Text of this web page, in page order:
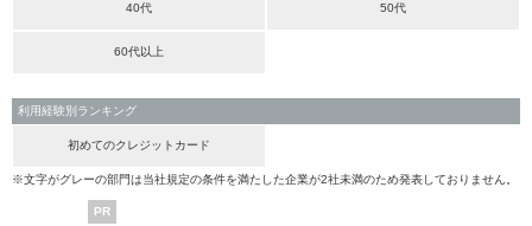
40代 50代
60代以上
利用経験別ランキング
初めてのクレジットカード
※文字がグレーの部門は当社規定の条件を満たした企業が2社未満のため発表しておりません。
PR